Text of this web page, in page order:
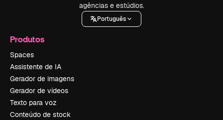
agências e estúdios.
Português
Produtos
Spaces
Assistente de IA
Gerador de imagens
Gerador de vídeos
Texto para voz
Conteúdo de stock